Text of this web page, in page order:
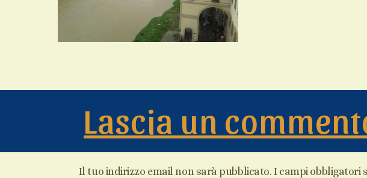
Lascia un
Il tuo indirizzo email non sarà pubblicato. I campi obbligatori